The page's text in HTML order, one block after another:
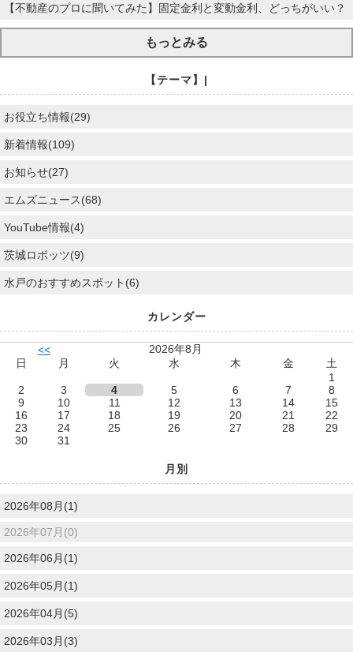
【不動産のプロに聞いてみた】固定金利と変動金利、どっちがいい？
もっとみる
【テーマ】|
お役立ち情報(29)
新着情報(109)
お知らせ(27)
エムズニュース(68)
YouTube情報(4)
茨城ロボッツ(9)
水戸のおすすめスポット(6)
カレンダー
<<
2026年8月
日
月 火 水 木 金
土
1
2
3 4 5 6 7
8
9
10 11 12 13 14
15
16
17 18 19 20 21
22
23
24 25 26 27 28
29
30
31
月別
2026年08月(1)
2026年07月(0)
2026年06月(1)
2026年05月(1)
2026年04月(5)
2026年03月(3)